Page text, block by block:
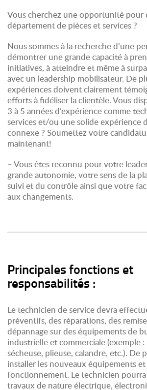
Vous cherchez une opportunité pour
département de pièces et services ?
Nous sommes à la recherche d’une
démontrer une grande capacité à
initiatives, à atteindre et même à
avec un leadership mobilisateur. De
expériences doivent clairement
efforts à fidéliser la clientèle. Vous
3 à 5 années d’expérience comme
services et/ou une solide expérience
connexe ? Soumettez votre
maintenant!
– Vous êtes reconnu pour votre
grande autonomie, votre sens de la
suivi et du contrôle ainsi que votre
aux changements.
Principales fonctions et
responsabilités :
Le technicien de service devra
préventifs, des réparations, des
dépannage sur des équipements de
industrielle et commerciale (exemple :
sécheuse, plieuse, calandre, etc.). De
installer les nouveaux équipements et
fonctionnement. Le technicien
travaux de nature électrique,